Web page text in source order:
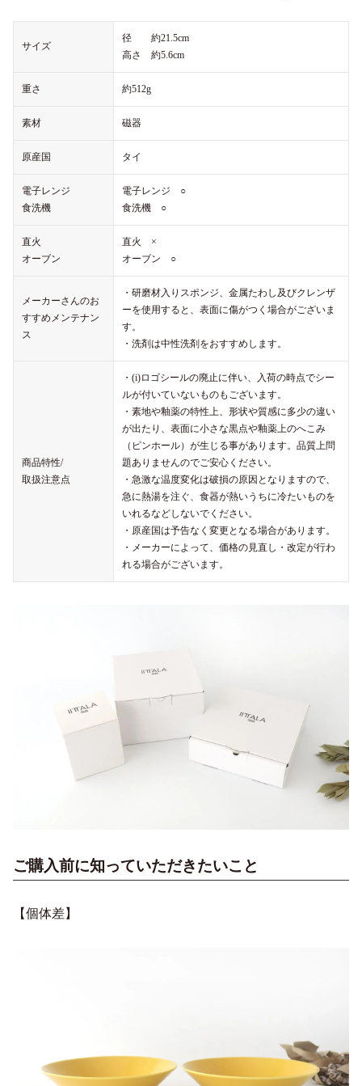
サイズ
径 約21.5cm
高さ 約5.6cm
重さ 約512g
素材 磁器
原産国 タイ
電子レンジ
食洗機
電子レンジ ○
食洗機 ○
直火
オーブン
直火 ×
オーブン ○
メーカーさんのお
すすめメンテナン
ス
・研磨材入りスポンジ、金属たわし及びクレンザ
ーを使用すると、表面に傷がつく場合がございま
す。
・洗剤は中性洗剤をおすすめします。
商品特性/
取扱注意点
・(i)ロゴシールの廃止に伴い、入荷の時点でシー
ルが付いていないものもございます。
・素地や釉薬の特性上、形状や質感に多少の違い
が出たり、表面に小さな黒点や釉薬上のへこみ
（ピンホール）が生じる事があります。品質上問
題ありませんのでご安心ください。
・急激な温度変化は破損の原因となりますので、
急に熱湯を注ぐ、食器が熱いうちに冷たいものを
いれるなどしないでください。
・原産国は予告なく変更となる場合があります。
・メーカーによって、価格の見直し・改定が行わ
れる場合がございます。
ご購入前に知っていただきたいこと
【個体差】